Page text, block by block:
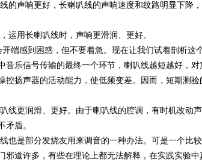
声响更好，长喇叭线的声响速度和纹路明显下降，
用长喇叭线时，声响更滑润、更好。
感到困惑，但不要着急。现在让我们试着剖析这
音乐信号传输的最终一个环节，喇叭线越短越好，
控扬声器的活动能力，使低频变差。因而，短期测
更润滑、更好。由于喇叭线的腔调，有时机改动声
矛盾。
是部分发烧友用来调音的一种办法。可是一个比较
邪道许多，有些在理论上都无法解释，在实践实验